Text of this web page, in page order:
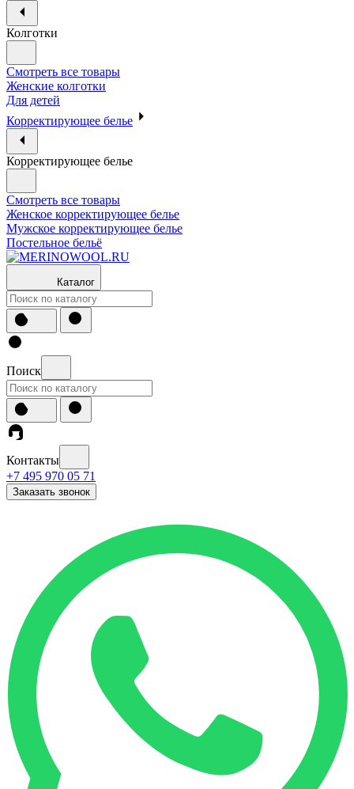
Колготки
Смотреть все товары
Женские колготки
Для детей
Корректирующее белье
Корректирующее белье
Смотреть все товары
Женское корректирующее белье
Мужское корректирующее белье
Постельное бельё
Каталог
Поиск
Контакты
+7 495 970 05 71
Заказать звонок